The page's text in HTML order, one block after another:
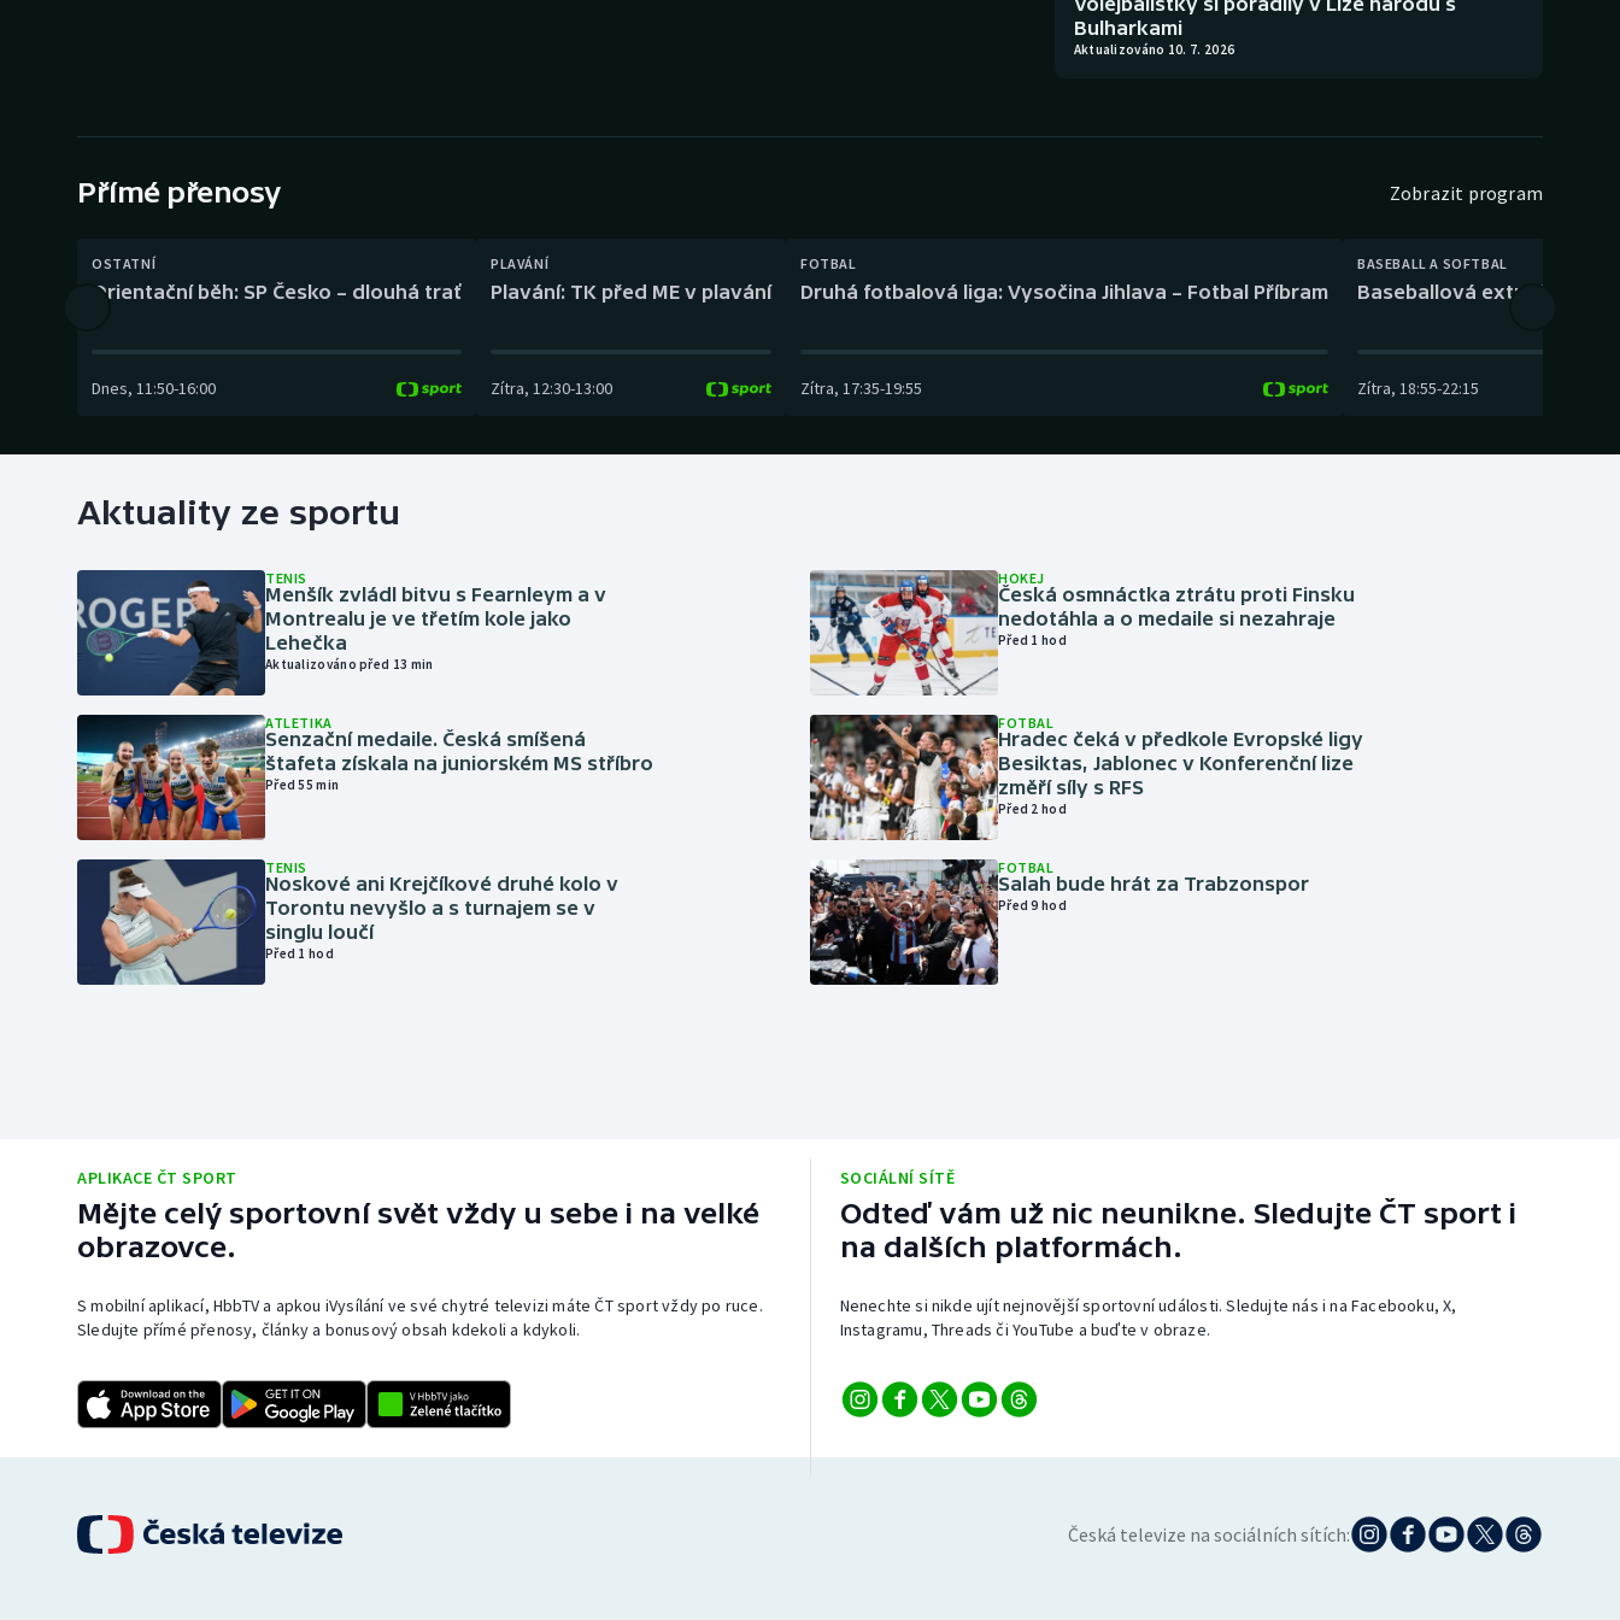
Gymnastika Plážový volejbal
Bulharkami
Aktualizováno 10. 7. 2026
Přímé přenosy Zobrazit program
OSTATNÍ
Orientační běh: SP Česko – dlouhá trať
Dnes, 11:50-16:00
PLAVÁNÍ
Plavání: TK před ME v plavání
Zítra, 12:30-13:00
FOTBAL
Druhá fotbalová liga: Vysočina Jihlava – Fotbal Příbram
Zítra, 17:35-19:55
BASEBALL A SOFTBAL
Baseballová extraliga:
Zítra, 18:55-22:15
Aktuality ze sportu
TENIS
Menšík zvládl bitvu s Fearnleym a v
Montrealu je ve třetím kole jako
Lehečka
Aktualizováno před 13 min
ATLETIKA
Senzační medaile. Česká smíšená
štafeta získala na juniorském MS stříbro
Před 55 min
TENIS
Noskové ani Krejčíkové druhé kolo v
Torontu nevyšlo a s turnajem se v
singlu loučí
Před 1 hod
HOKEJ
Česká osmnáctka ztrátu proti Finsku
nedotáhla a o medaile si nezahraje
Před 1 hod
FOTBAL
Hradec čeká v předkole Evropské ligy
Besiktas, Jablonec v Konferenční lize
změří síly s RFS
Před 2 hod
FOTBAL
Salah bude hrát za Trabzonspor
Před 9 hod
APLIKACE ČT SPORT
Mějte celý sportovní svět vždy u sebe i na velké
obrazovce.
S mobilní aplikací, HbbTV a apkou iVysílání ve své chytré televizi máte ČT sport vždy po ruce.
Sledujte přímé přenosy, články a bonusový obsah kdekoli a kdykoli.
SOCIÁLNÍ SÍTĚ
Odteď vám už nic neunikne. Sledujte ČT sport i
na dalších platformách.
Nenechte si nikde ujít nejnovější sportovní události. Sledujte nás i na Facebooku, X,
Instagramu, Threads či YouTube a buďte v obraze.
Česká televize na sociálních sítích: